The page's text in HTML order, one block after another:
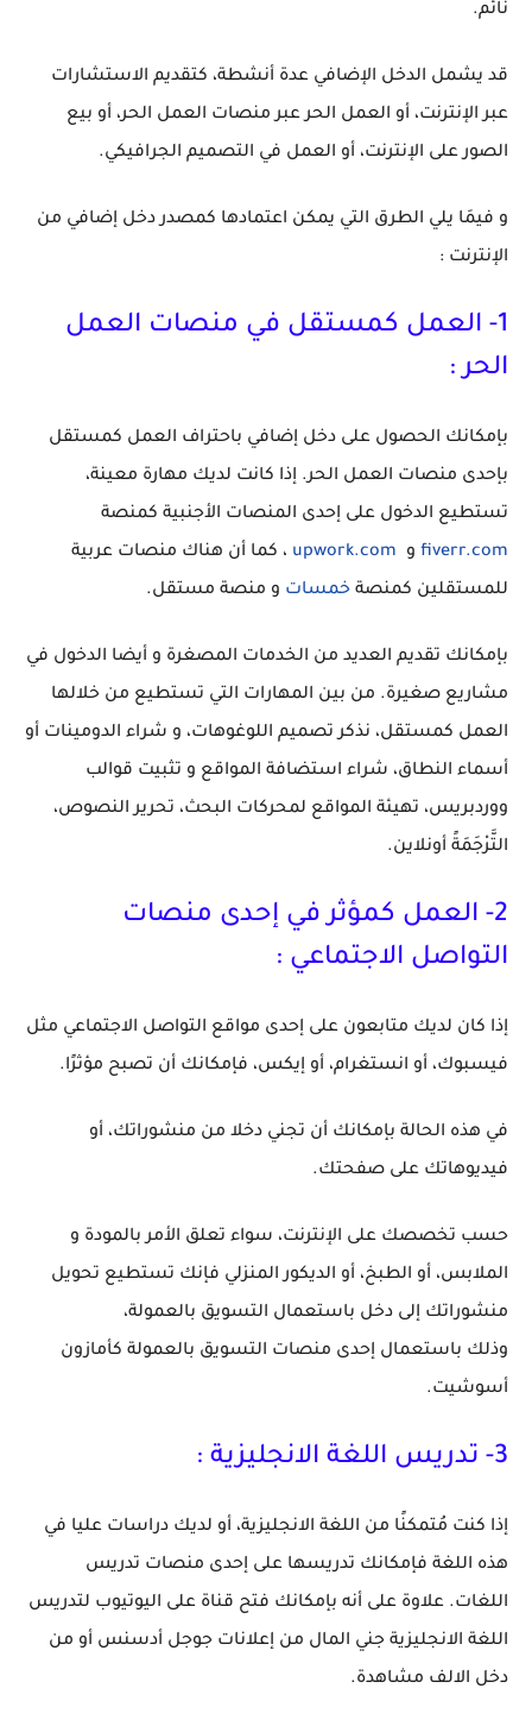
نائم.
قد يشمل الدخل الإضافي عدة أنشطة، كتقديم الاستشارات
عبر الإنترنت، أو العمل الحر عبر منصات العمل الحر، أو بيع
الصور على الإنترنت، أو العمل في التصميم الجرافيكي.
و فيمَا يلي الطرق التي يمكن اعتمادها كمصدر دخل إضافي من
الإنترنت :
1- العمل كمستقل في منصات العمل
الحر :
بإمكانك الحصول على دخل إضافي باحتراف العمل كمستقل
بإحدى منصات العمل الحر. إذا كانت لديك مهارة معينة،
تستطيع الدخول على إحدى المنصات الأجنبية كمنصة
fiverr.com و upwork.com ، كما أن هناك منصات عربية
للمستقلين كمنصة خمسات و منصة مستقل.
بإمكانك تقديم العديد من الخدمات المصغرة و أيضا الدخول في
مشاريع صغيرة. من بين المهارات التي تستطيع من خلالها
العمل كمستقل، نذكر تصميم اللوغوهات، و شراء الدومينات أو
أسماء النطاق، شراء استضافة المواقع و تثبيت قوالب
ووردبريس، تهيئة المواقع لمحركات البحث، تحرير النصوص،
التَّرْجَمَةً أونلاين.
2- العمل كمؤثر في إحدى منصات
التواصل الاجتماعي :
إذا كان لديك متابعون على إحدى مواقع التواصل الاجتماعي مثل
فيسبوك، أو انستغرام، أو إيكس، فإمكانك أن تصبح مؤثرًا.
في هذه الحالة بإمكانك أن تجني دخلا من منشوراتك، أو
فيديوهاتك على صفحتك.
حسب تخصصك على الإنترنت، سواء تعلق الأمر بالمودة و
الملابس، أو الطبخ، أو الديكور المنزلي فإنك تستطيع تحويل
منشوراتك إلى دخل باستعمال التسويق بالعمولة،
وذلك باستعمال إحدى منصات التسويق بالعمولة كأمازون
أسوشيت.
3- تدريس اللغة الانجليزية :
إذا كنت مُتمكنًا من اللغة الانجليزية، أو لديك دراسات عليا في
هذه اللغة فإمكانك تدريسها على إحدى منصات تدريس
اللغات. علاوة على أنه بإمكانك فتح قناة على اليوتيوب لتدريس
اللغة الانجليزية جني المال من إعلانات جوجل أدسنس أو من
دخل الالف مشاهدة.